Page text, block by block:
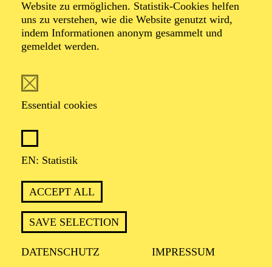
Website zu ermöglichen. Statistik-Cookies helfen
uns zu verstehen, wie die Website genutzt wird,
indem Informationen anonym gesammelt und
gemeldet werden.
Essential cookies
EN: Statistik
ACCEPT ALL
SAVE SELECTION
DATENSCHUTZ IMPRESSUM
TICKETS
Beschreibung
TERMINE UND TICKETS
OPERA
AALTO BALLETT ESSEN
Wednesday
16.09.2026
15:30 - 17:30